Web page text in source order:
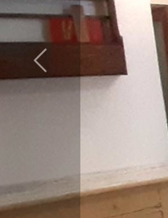
LAVORA
Provincia